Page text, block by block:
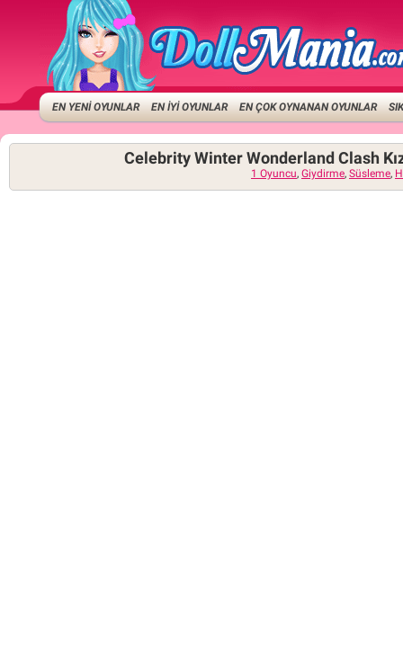
EN YENİ OYUNLAR EN İYİ OYUNLAR EN ÇOK OYNANAN OYUNLAR
Celebrity Winter Wonderland Clash
1 Oyuncu, Giydirme, Süsleme,